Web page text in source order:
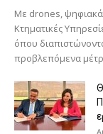
Με drones, ψηφιακά
Κτηματικές
όπου
προβλεπόμενα